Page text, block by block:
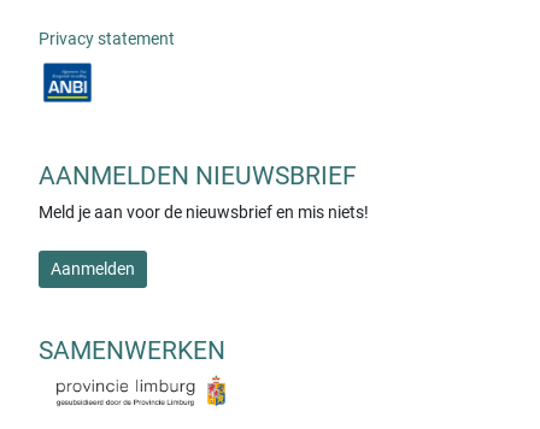
Privacy statement
AANMELDEN NIEUWSBRIEF
Meld je aan voor de nieuwsbrief en mis niets!
Aanmelden
SAMENWERKEN